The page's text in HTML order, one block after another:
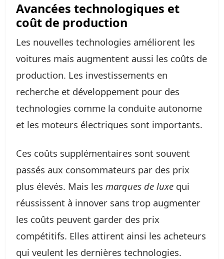
Avancées technologiques et
coût de production
Les nouvelles technologies améliorent les
voitures mais augmentent aussi les coûts de
production. Les investissements en
recherche et développement pour des
technologies comme la conduite autonome
et les moteurs électriques sont importants.
Ces coûts supplémentaires sont souvent
passés aux consommateurs par des prix
plus élevés. Mais les marques de luxe qui
réussissent à innover sans trop augmenter
les coûts peuvent garder des prix
compétitifs. Elles attirent ainsi les acheteurs
qui veulent les dernières technologies.